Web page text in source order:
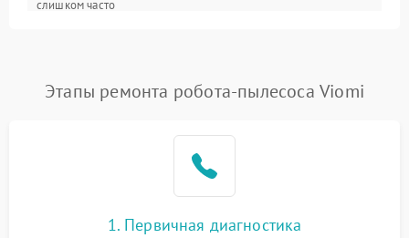
Программные сбои
слишком часто
Этапы ремонта робота-пылесоса Viomi
1. Первичная диагностика